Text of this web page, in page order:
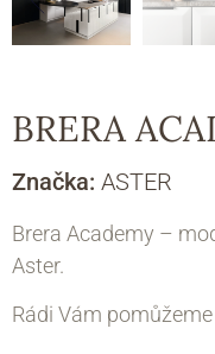
BRERA
Značka: ASTER
Brera Academy –
Aster.
Rádi Vám